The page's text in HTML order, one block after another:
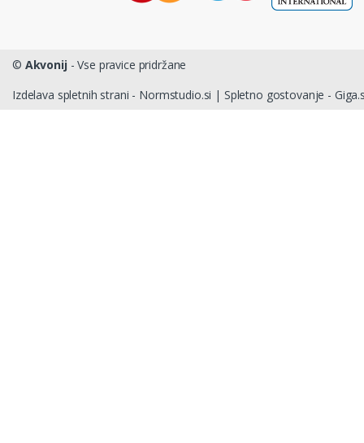
© Akvonij- Vse pravice pridržane
Izdelava spletnih strani - Normstudio.si | Spletno gostovanje -